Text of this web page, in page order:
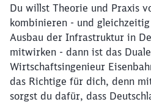
Du willst Theorie und Praxis
kombinieren - und
Ausbau der Infrastruktur in
mitwirken - dann ist das
Wirtschaftsingenieur
das Richtige für dich, denn
sorgst du dafür, dass